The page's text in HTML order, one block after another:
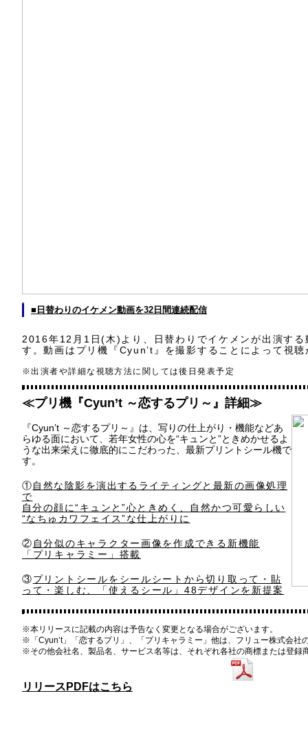
■日替わりのイケメン動画を32日間連続配信
2016年12月1日(木)より、日替わりでイケメンが出演す
す。動画はプリ機『Cyun’t』を撮影することによって視
※出演者や詳細な視聴方法に関しては後日発表予定
≪プリ機『Cyun’t ～恋するプリ～』詳細≫
『Cyun’t ～恋するプリ～』は、写りの仕上がり・機能などあ
らゆる面において、若年女性の心を“キュンと”ときめかせるよ
うな出来栄えに徹底的にこだわった、最新プリントシール機で
す。
①自然な陰影を演出するライティングと最新の画像処理
で
自分の顔に“キュンと”心ときめく、自然かつ可愛らしい
“なちゅカワフェイス”な仕上がりに
② 自分似のキャラクター画像を作成できる新機能
「プリキャラミー」搭載
③プリントシールをシールシートから切り取って・貼
って・楽しむ、「使えるシール」48デザインを新提案
※本リリースに記載の内容は予告なく変更となる場合がございます。
※「Cyun’t」「恋するプリ」、「プリキャラミー」他は、フリュー株式会社
※その他会社名、製品名、サービス名等は、それぞれ各社の商標または登録
リリースPDFはこちら